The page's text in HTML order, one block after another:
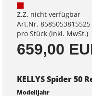
Z.Z. nicht verfügbar
Art.Nr. 8585053815525
pro Stück (inkl. MwSt.)
659,00
KELLYS Spider 50
Modelljahr